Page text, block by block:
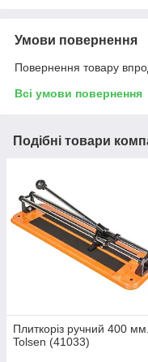
Умови повернення
Повернення товару
Всі умови повернення
Подібні товари
Плиткоріз ручний 400 мм.,
Tolsen (41033)